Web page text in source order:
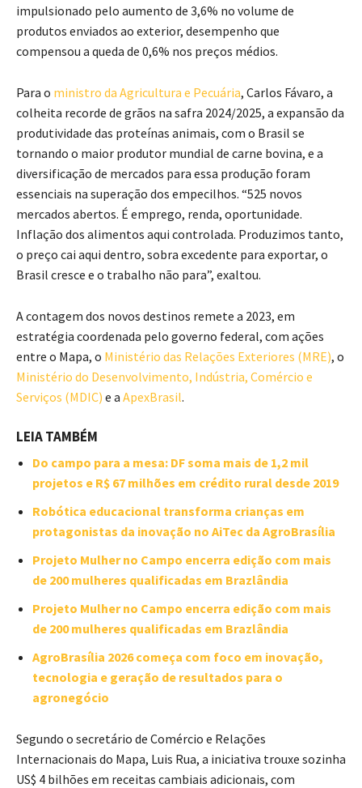
impulsionado pelo aumento de 3,6% no volume de
produtos enviados ao exterior, desempenho que
compensou a queda de 0,6% nos preços médios.
Para o ministro da Agricultura e Pecuária, Carlos Fávaro, a
colheita recorde de grãos na safra 2024/2025, a expansão da
produtividade das proteínas animais, com o Brasil se
tornando o maior produtor mundial de carne bovina, e a
diversificação de mercados para essa produção foram
essenciais na superação dos empecilhos. “525 novos
mercados abertos. É emprego, renda, oportunidade.
Inflação dos alimentos aqui controlada. Produzimos tanto,
o preço cai aqui dentro, sobra excedente para exportar, o
Brasil cresce e o trabalho não para”, exaltou.
A contagem dos novos destinos remete a 2023, em
estratégia coordenada pelo governo federal, com ações
entre o Mapa, o Ministério das Relações Exteriores (MRE), o
Ministério do Desenvolvimento, Indústria, Comércio e
Serviços (MDIC) e a ApexBrasil.
LEIA TAMBÉM
Do campo para a mesa: DF soma mais de 1,2 mil
projetos e R$ 67 milhões em crédito rural desde 2019
Robótica educacional transforma crianças em
protagonistas da inovação no AiTec da AgroBrasília
Projeto Mulher no Campo encerra edição com mais
de 200 mulheres qualificadas em Brazlândia
Projeto Mulher no Campo encerra edição com mais
de 200 mulheres qualificadas em Brazlândia
AgroBrasília 2026 começa com foco em inovação,
tecnologia e geração de resultados para o
agronegócio
Segundo o secretário de Comércio e Relações
Internacionais do Mapa, Luis Rua, a iniciativa trouxe sozinha
US$ 4 bilhões em receitas cambiais adicionais, com